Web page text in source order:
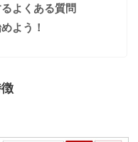
よくある質問
よう！